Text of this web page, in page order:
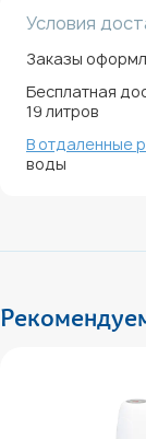
Условия
Заказы
Бесплатная
19 литров
В отдаленные
воды